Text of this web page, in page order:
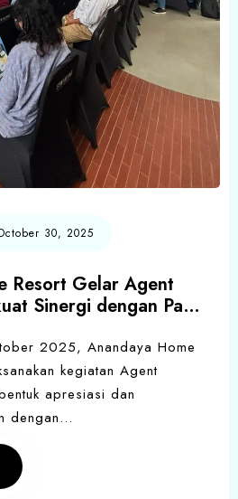
30, 2025
Resort Gelar Agent
Sinergi dengan Para
2025, Anandaya Home
kegiatan Agent
apresiasi dan
dengan…